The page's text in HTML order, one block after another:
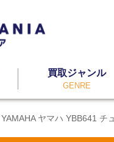
買取ジャンル
GENRE
YAMAHA ヤマハ YBB641 チ